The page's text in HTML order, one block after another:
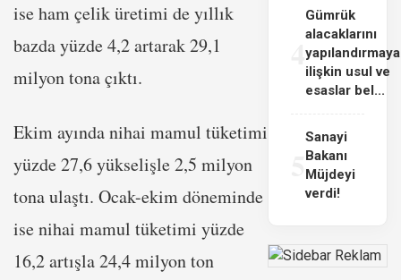
ise ham çelik üretimi de yıllık
bazda yüzde 4,2 artarak 29,1
milyon tona çıktı.
Ekim ayında nihai mamul tüketimi
yüzde 27,6 yükselişle 2,5 milyon
tona ulaştı. Ocak-ekim döneminde
ise nihai mamul tüketimi yüzde
16,2 artışla 24,4 milyon ton
4
Gümrük
alacaklarını
yapılandırmaya
ilişkin usul ve
esaslar bel...
Sanayi
Bakanı
Müjdeyi
verdi!